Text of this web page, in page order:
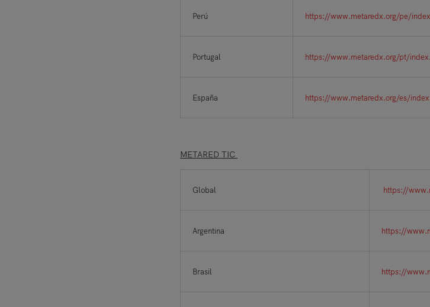
Perú https://www.metaredx.org/pe/
Portugal https://www.metaredx.org/pt/
España https://www.metaredx.org/es/
METARED TIC
Global https://
Argentina https://
Brasil https://